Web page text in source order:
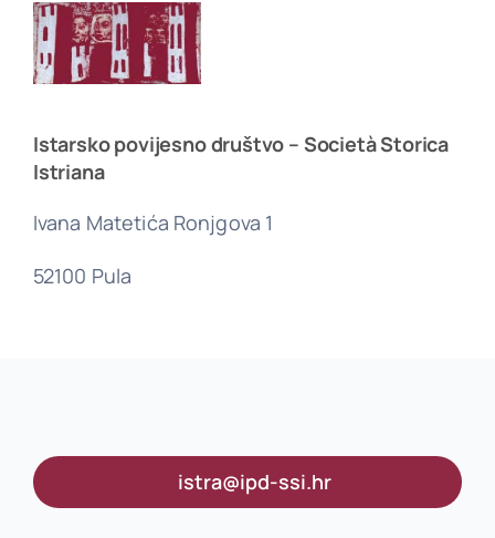
Istarsko povijesno društvo – Società Storica
Istriana
Ivana Matetića Ronjgova 1
52100 Pula
istra@ipd-ssi.hr